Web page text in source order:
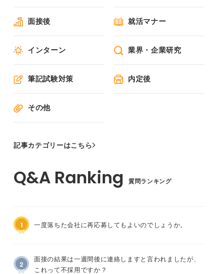
面接後 就活マナー
インターン 業界・企業研究
筆記試験対策 内定後
その他
記事カテゴリーはこちら
質問ランキング
1 一度落ちた会社に再応募してもよいのでしょうか。
2
面接の結果は一週間後に連絡しますと言われましたが、
これって不採用ですか？